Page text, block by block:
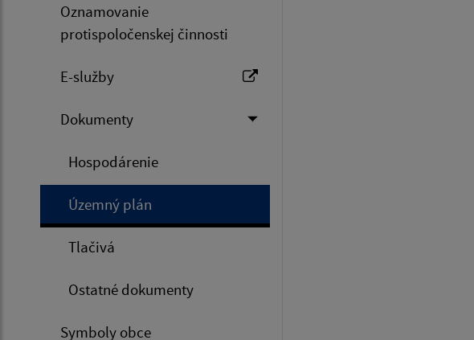
Oznamovanie
protispoločenskej činnosti
E-služby
Dokumenty
Hospodárenie
Územný plán
Tlačivá
Ostatné dokumenty
Symboly obce